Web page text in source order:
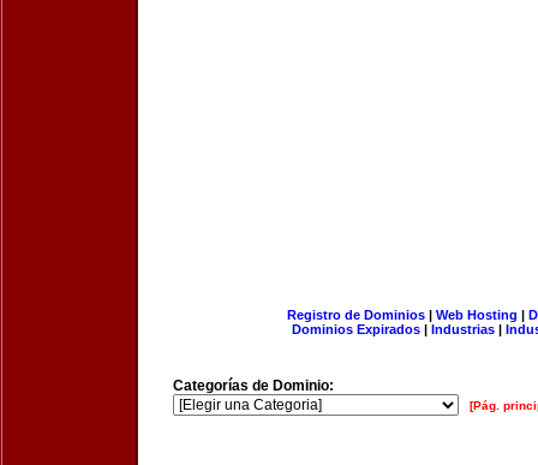
Registro de Dominios| Web Hosting |
Dominios Expirados | Industrias |
Categorías de Dominio:
[Pág.